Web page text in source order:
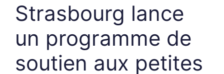
Strasbourg lance
un programme de
soutien aux petites